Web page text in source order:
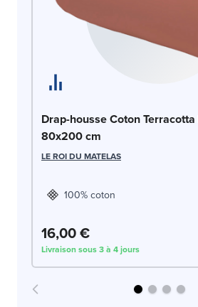
Drap-housse Coton
80x200 cm
LE ROI DU MATELAS
100% coton
16,00 €
Livraison sous 3 à 4 jours